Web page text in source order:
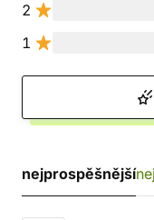
2
1
nejprospěšnější